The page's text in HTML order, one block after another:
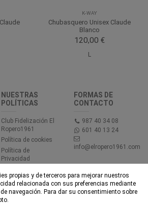
K-WAY
Chubasquero Unisex Claude
Blanco
120,00 €
L
NUESTRAS
POLÍTICAS
Club Fidelización El
Ropero1961
Política de cookies
Política de
Privacidad
Accesibilidad
FORMAS DE
CONTACTO
987 40 34 08
601 40 13 24
info@elropero1961.com
propias y de terceros para mejorar nuestros
relacionada con sus preferencias mediante
navegación. Para dar su consentimiento sobre